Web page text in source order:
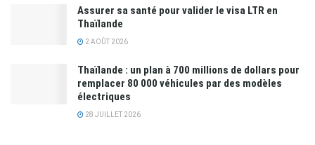
Assurer sa santé pour valider le visa LTR en
Thaïlande
2 AOÛT 2026
Thaïlande : un plan à 700 millions de dollars pour
remplacer 80 000 véhicules par des modèles
électriques
28 JUILLET 2026